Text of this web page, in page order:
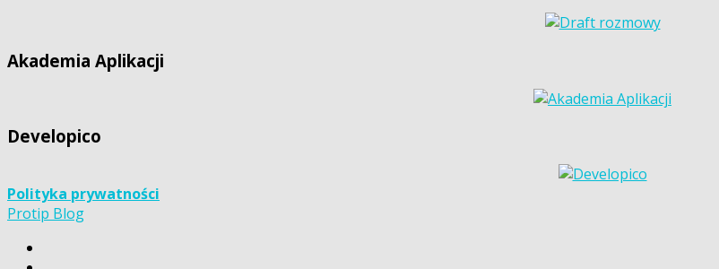
Akademia Aplikacji
Developico
Polityka prywatności
Protip Blog